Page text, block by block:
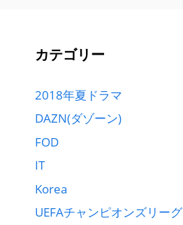
カテゴリー
2018年夏ドラマ
DAZN(ダゾーン)
FOD
IT
Korea
UEFAチャンピオンズリーグ